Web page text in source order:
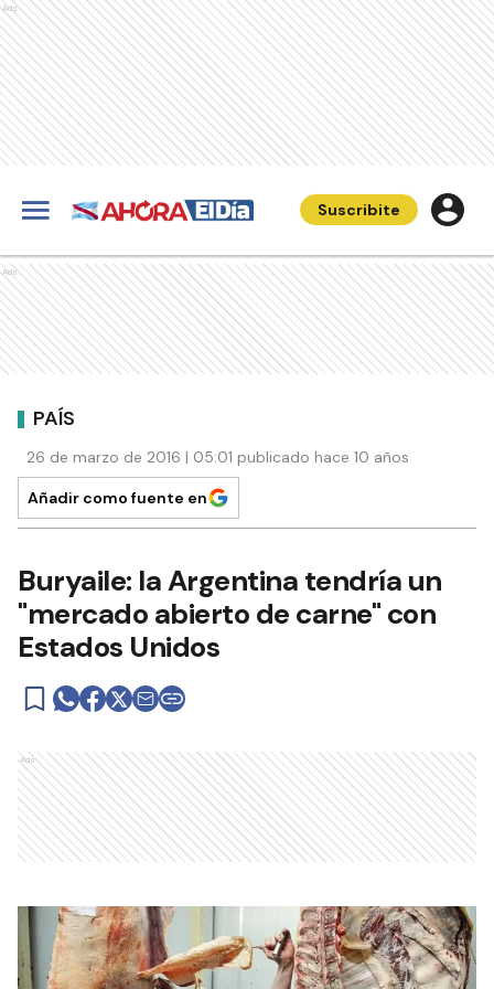
Ads
Suscribite
Ads
PAÍS
26 de marzo de 2016 | 05:01 publicado hace 10 años
Añadir como fuente en
Buryaile: la Argentina tendría un
"mercado abierto de carne" con
Estados Unidos
Ads